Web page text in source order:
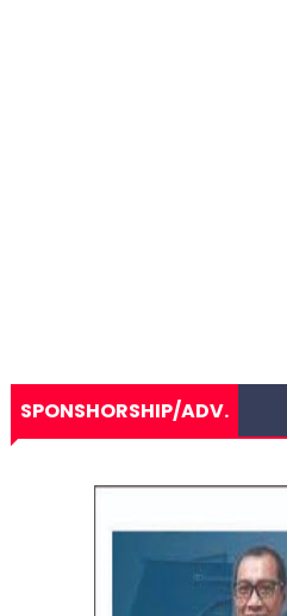
SPONSHORSHIP/ADV.